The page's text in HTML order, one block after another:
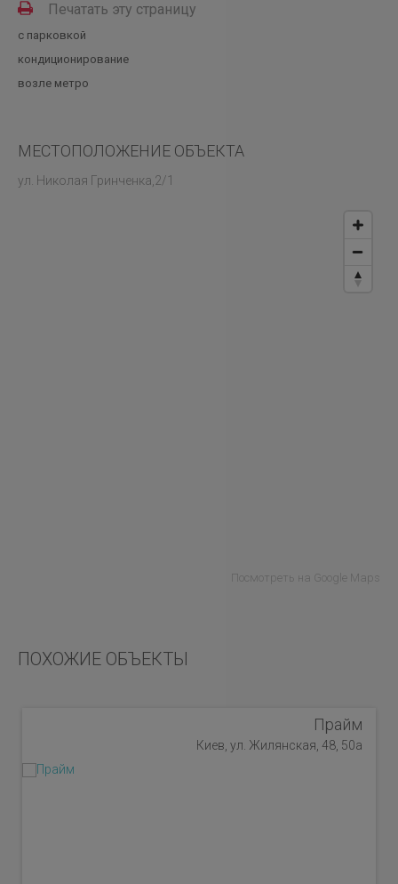
Печатать эту страницу
с парковкой
кондиционирование
возле метро
МЕСТОПОЛОЖЕНИЕ ОБЪЕКТА
ул. Николая Гринченка,2/1
Посмотреть на Google Maps
ПОХОЖИЕ ОБЪЕКТЫ
Прайм
Киев, ул. Жилянская, 48, 50а